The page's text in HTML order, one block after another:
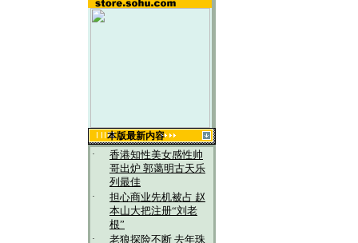
本版最新内容
·
香港知性美女感性帅
哥出炉 郭蔼明古天乐
列最佳
·
担心商业先机被占 赵
本山大把注册“刘老
根”
·
老狼探险不断 去年珠